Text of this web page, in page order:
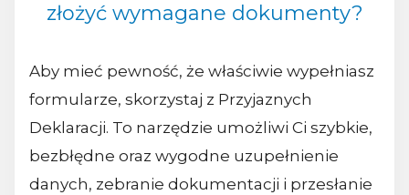
złożyć wymagane dokumenty?
Aby mieć pewność, że właściwie wypełniasz
formularze, skorzystaj z Przyjaznych
Deklaracji. To narzędzie umożliwi Ci szybkie,
bezbłędne oraz wygodne uzupełnienie
danych, zebranie dokumentacji i przesłanie